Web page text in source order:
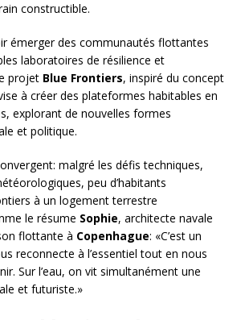
constructible.
émerger des communautés flottantes
laboratoires de résilience et
projet Blue Frontiers, inspiré du concept
à créer des plateformes habitables en
explorant de nouvelles formes
et politique.
malgré les défis techniques,
peu d’habitants
à un logement terrestre
le résume Sophie, architecte navale
flottante à Copenhague: «C’est un
reconnecte à l’essentiel tout en nous
Sur l’eau, on vit simultanément une
et futuriste.»